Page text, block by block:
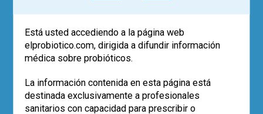
¿quién los recomienda?
Empleo de la cepa Saccharomyces
CNCM I-745 en la prevención
de la diarrea asociada a antibióticos
en pediatría (estudio SABURA)
de la microbiota en 2025
Está usted accediendo a la página web
elprobiotico.com, dirigida a difundir información
médica sobre probióticos.
La información contenida en esta página está
destinada exclusivamente a profesionales
sanitarios con capacidad para prescribir o